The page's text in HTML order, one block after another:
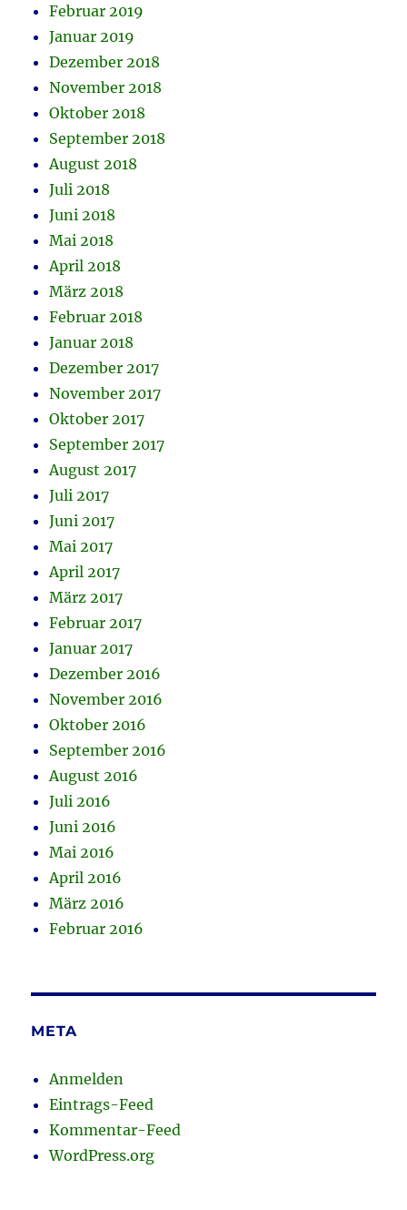
Februar 2019
Januar 2019
Dezember 2018
November 2018
Oktober 2018
September 2018
August 2018
Juli 2018
Juni 2018
Mai 2018
April 2018
März 2018
Februar 2018
Januar 2018
Dezember 2017
November 2017
Oktober 2017
September 2017
August 2017
Juli 2017
Juni 2017
Mai 2017
April 2017
März 2017
Februar 2017
Januar 2017
Dezember 2016
November 2016
Oktober 2016
September 2016
August 2016
Juli 2016
Juni 2016
Mai 2016
April 2016
März 2016
Februar 2016
META
Anmelden
Eintrags-Feed
Kommentar-Feed
WordPress.org